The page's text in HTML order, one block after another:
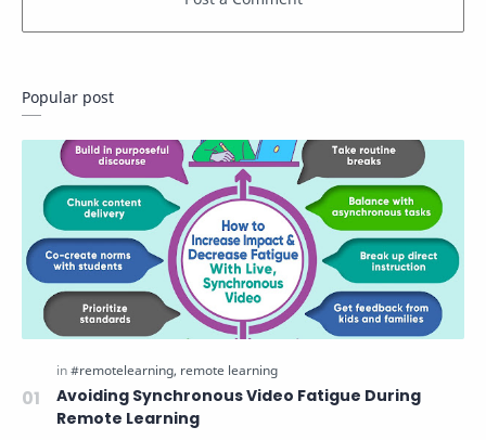
Popular post
Avoiding Synchronous Video Fatigue During
Remote Learning